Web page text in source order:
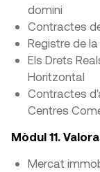
domini
Contractes
Registre de
Els Drets
Horitzontal
Contractes
Centres
Mòdul 11.
Mercat